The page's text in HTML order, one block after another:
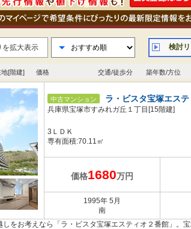
を拡大表示 検討
地[階建] 価格 交通/徒歩分 築年数/方位
中古マンション ラ・ビスタ宝塚エス
兵庫県宝塚市すみれガ丘１丁目[15階建]
3ＬＤＫ
専有面積:70.11㎡
価格1680万円
1995年 5月
南
をお考えなら「ラ・ビスタ宝塚エスティオ２番館」。